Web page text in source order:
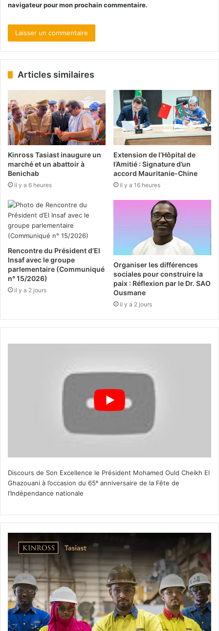
navigateur pour mon prochain commentaire.
Articles similaires
Kinross Tasiast inaugure un
marché et un abattoir à
Benichab
il y a 6 heures
Extension de l’Hôpital de
l’Amitié : Signature d’un
accord Mauritanie-Chine
il y a 16 heures
Rencontre du Président d’El
Insaf avec le groupe
parlementaire (Communiqué
n° 15/2026)
il y a 2 jours
Organiser les différences
sociales pour construire la
paix : Réflexion par le Dr. SAO
Ousmane
il y a 2 jours
Discours de Son Excellence le Président Mohamed Ould Cheikh El
Ghazouani à l’occasion du 65ᵉ anniversaire de la Fête de
l’Indépendance nationale